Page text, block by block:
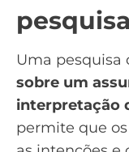
Uma pesquisa
sobre um
interpretação
permite que